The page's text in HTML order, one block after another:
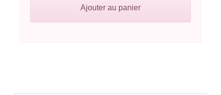
Ajouter au panier